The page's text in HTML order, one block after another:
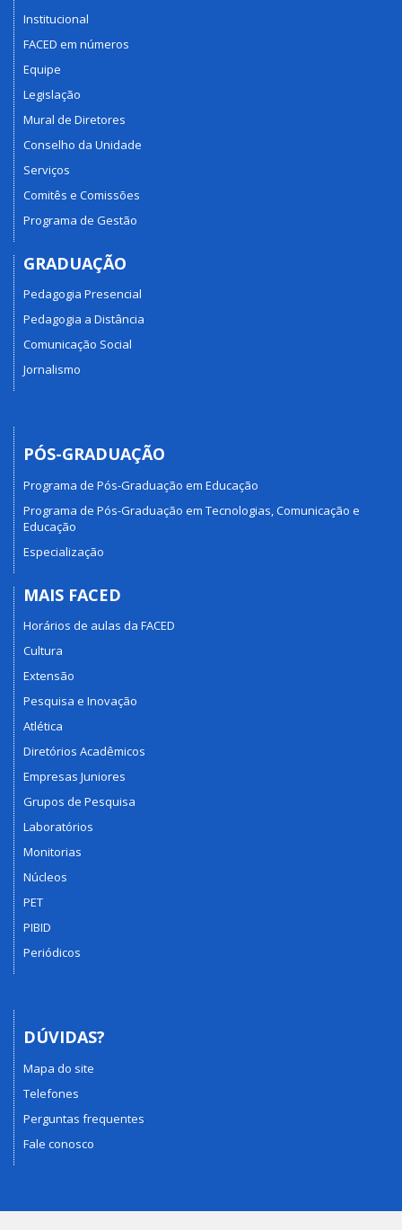
Institucional
FACED em números
Equipe
Legislação
Mural de Diretores
Conselho da Unidade
Serviços
Comitês e Comissões
Programa de Gestão
GRADUAÇÃO
Pedagogia Presencial
Pedagogia a Distância
Comunicação Social
Jornalismo
PÓS-GRADUAÇÃO
Programa de Pós-Graduação em Educação
Programa de Pós-Graduação em Tecnologias, Comunicação e
Educação
Especialização
MAIS FACED
Horários de aulas da FACED
Cultura
Extensão
Pesquisa e Inovação
Atlética
Diretórios Acadêmicos
Empresas Juniores
Grupos de Pesquisa
Laboratórios
Monitorias
Núcleos
PET
PIBID
Periódicos
DÚVIDAS?
Mapa do site
Telefones
Perguntas frequentes
Fale conosco